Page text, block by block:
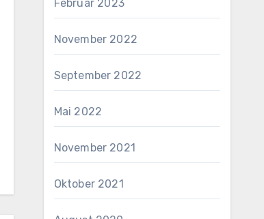
Februar 2023
November 2022
September 2022
Mai 2022
November 2021
Oktober 2021